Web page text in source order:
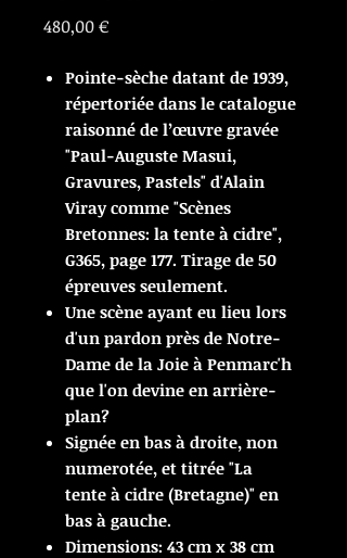
480,00 €Prix
Pointe-sèche datant de 1939,
répertoriée dans le catalogue
raisonné de l’œuvre gravée
"Paul-Auguste Masui,
Gravures, Pastels" d'Alain
Viray comme "Scènes
Bretonnes: la tente à cidre",
G365, page 177. Tirage de 50
épreuves seulement.
Une scène ayant eu lieu lors
d'un pardon près de Notre-
Dame de la Joie à Penmarc'h
que l'on devine en arrière-
plan?
Signée en bas à droite, non
numerotée, et titrée "La
tente à cidre (Bretagne)" en
bas à gauche.
Dimensions: 43 cm x 38 cm